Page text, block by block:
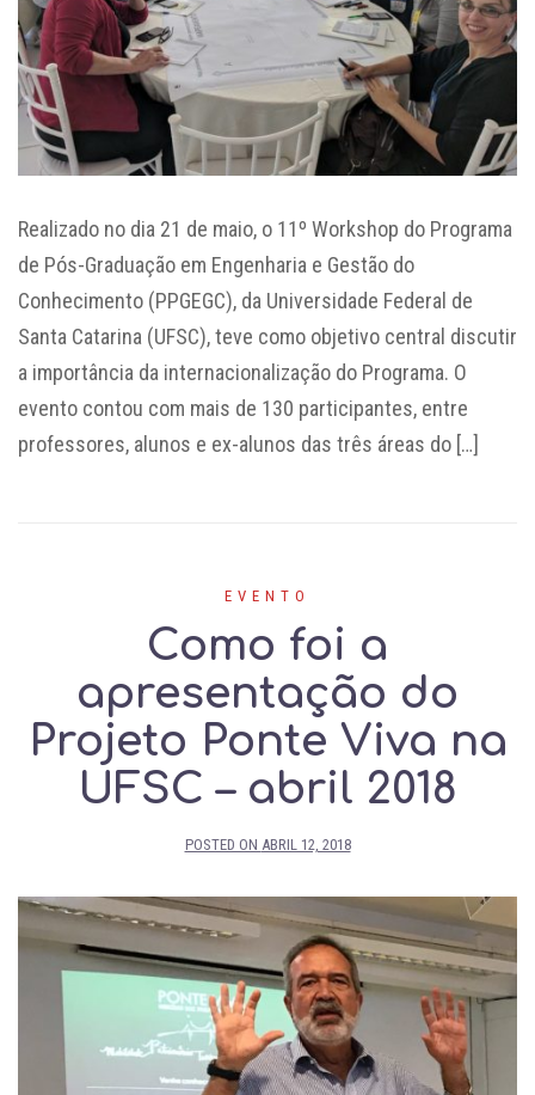
Realizado no dia 21 de maio, o 11º Workshop do Programa
de Pós-Graduação em Engenharia e Gestão do
Conhecimento (PPGEGC), da Universidade Federal de
Santa Catarina (UFSC), teve como objetivo central discutir
a importância da internacionalização do Programa. O
evento contou com mais de 130 participantes, entre
professores, alunos e ex-alunos das três áreas do […]
EVENTO
Como foi a
apresentação do
Projeto Ponte Viva na
UFSC – abril 2018
POSTED ON ABRIL 12, 2018